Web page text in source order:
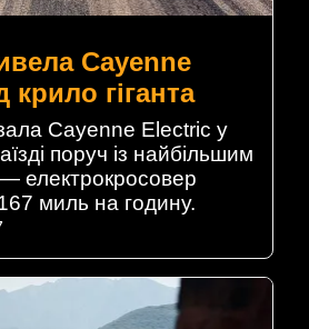
Cayenne
крило гіганта
Cayenne Electric у
поруч із найбільшим
— електрокросовер
миль на годину.